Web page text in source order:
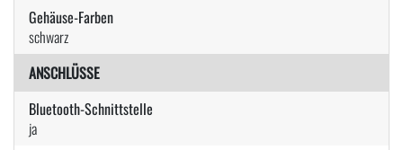
Gehäuse-Farben
schwarz
ANSCHLÜSSE
Bluetooth-Schnittstelle
ja